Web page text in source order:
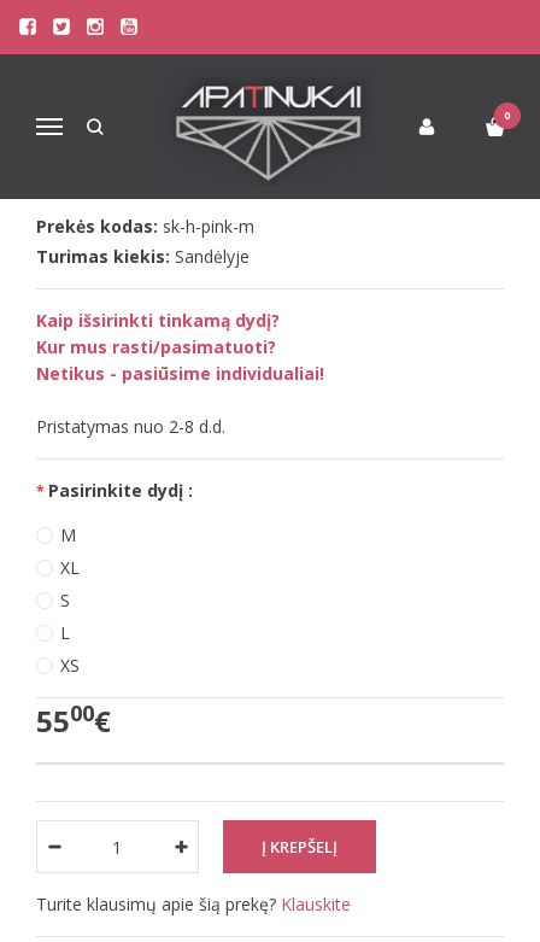
Navigacija
0
Pagrindinis
Drabužiai
Sofa Killer rožinis džemperis su SK logotipu
SOFA KILLER ROŽINIS DŽEMPERIS
SU SK LOGOTIPU
Prekės kodas: sk-h-pink-m
Turimas kiekis: Sandėlyje
Kaip išsirinkti tinkamą dydį?
Kur mus rasti/pasimatuoti?
Netikus - pasiūsime individualiai!
Pristatymas nuo 2-8 d.d.
Pasirinkite dydį :
M
XL
S
L
XS
5500€
Turite klausimų apie šią prekę? Klauskite